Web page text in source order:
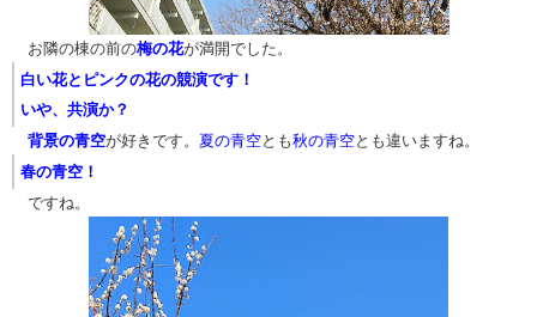
​​​​​​​​​​ お隣の棟の前の梅の花が満開でした。
白い花とピンクの花の競演です！
いや、共演か？
背景の青空が好きです。 夏の青空とも秋の青空とも違いますね。​
​春の青空！​
​ ですね。​​​​​​​​​​